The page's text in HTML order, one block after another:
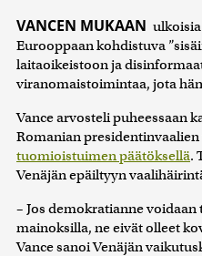
VANCEN MUKAAN
Eurooppaan kohdistuva
laitaoikeistoon ja
viranomaistoimintaa, jota
Vance arvosteli puheessaan
Romanian
tuomioistuimen päätöksellä.
Venäjän epäiltyyn
– Jos demokratianne
mainoksilla, ne eivät olleet
Vance sanoi Venäjän